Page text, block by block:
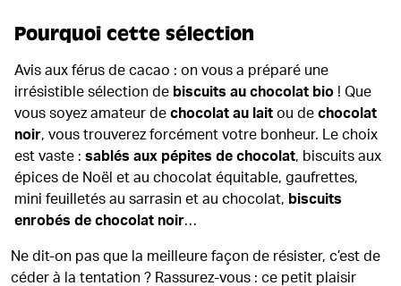
Pourquoi cette sélection
Avis aux férus de cacao : on vous a préparé une
irrésistible sélection de biscuits au chocolat bio ! Que
vous soyez amateur de chocolat au lait ou de chocolat
noir, vous trouverez forcément votre bonheur. Le choix
est vaste : sablés aux pépites de chocolat, biscuits aux
épices de Noël et au chocolat équitable, gaufrettes,
mini feuilletés au sarrasin et au chocolat, biscuits
enrobés de chocolat noir…
Ne dit-on pas que la meilleure façon de résister, c’est de
céder à la tentation ? Rassurez-vous : ce petit plaisir